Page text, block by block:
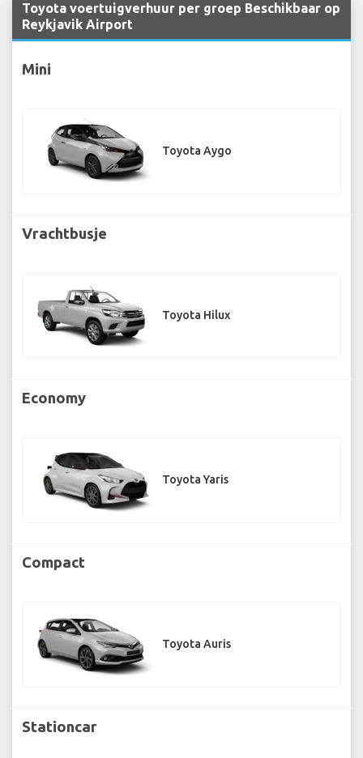
Toyota voertuigverhuur per groep Beschikbaar op
Reykjavik Airport
Mini
Toyota Aygo
Vrachtbusje
Toyota Hilux
Economy
Toyota Yaris
Compact
Toyota Auris
Stationcar